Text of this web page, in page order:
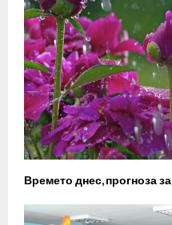
Времето днес, прогноза